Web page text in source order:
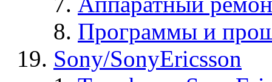
Программы и
Sony/SonyEricsson